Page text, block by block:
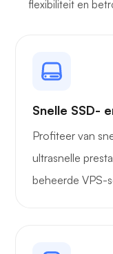
flexibiliteit en
Snelle SSD-
Profiteer van
ultrasnelle
beheerde VPS-